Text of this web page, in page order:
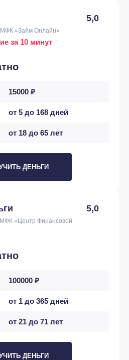
5,0
«Займ Онлайн»
за 10 минут
15000 ₽
от 5 до 168 дней
от 18 до 65 лет
ДЕНЬГИ
5,0
«Центр Финансовой
100000 ₽
от 1 до 365 дней
от 21 до 71 лет
ДЕНЬГИ